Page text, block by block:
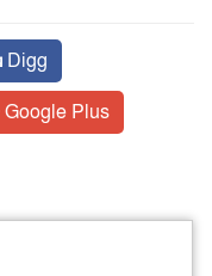
Digg
Google Plus